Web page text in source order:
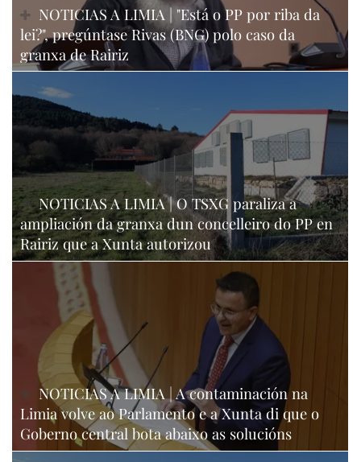
NOTICIAS A LIMIA | "Está o PP por riba da
lei?", pregúntase Rivas (BNG) polo caso da
granxa de Rairiz
NOTICIAS A LIMIA | O TSXG paraliza a
ampliación da granxa dun concelleiro do PP en
Rairiz que a Xunta autorizou
NOTICIAS A LIMIA | A contaminación na
Limia volve ao Parlamento e a Xunta di que o
Goberno central bota abaixo as solucións